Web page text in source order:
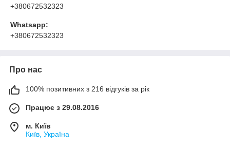
+380672532323
Whatsapp:
+380672532323
Про нас
100% позитивних з 216 відгуків за рік
Працює з 29.08.2016
м. Київ
Київ, Україна